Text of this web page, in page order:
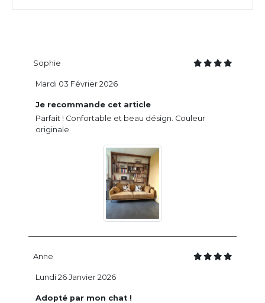
Sophie
Je recommande cet article
Parfait ! Confortable et beau désign. Couleur
originale
Mardi 03 Février 2026
Anne
Adopté par mon chat !
Lundi 26 Janvier 2026